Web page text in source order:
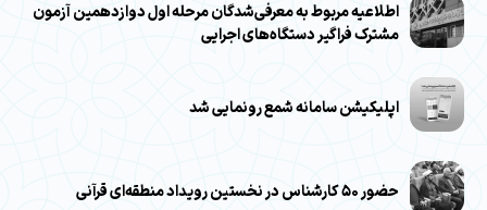
اطلاعیه مربوط به معرفی‌شدگان مرحله اول دوازدهمین آزمون
مشترک فراگیر دستگاه‌های اجرایی
اپلیکیشن سامانه شمع رونمایی شد
حضور ۵۰ کارشناس در نخستین رویداد منطقه‌ای قرآنی